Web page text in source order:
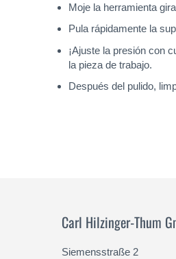
Moje la herramienta
Pula rápidamente la
¡Ajuste la presión con
la pieza de trabajo.
Después del pulido,
Carl Hilzinger-Thum
Siemensstraße 2